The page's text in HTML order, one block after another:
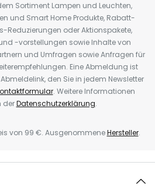
Sortiment Lampen und Leuchten,
und Smart Home Produkte, Rabatt-
Reduzierungen oder Aktionspakete,
-vorstellungen sowie Inhalte von
und Umfragen sowie Anfragen für
Eine Abmeldung ist
den Sie in jedem Newsletter
. Weitere Informationen
derDatenschutzerklärung.
von 99 €. AusgenommeneHersteller.